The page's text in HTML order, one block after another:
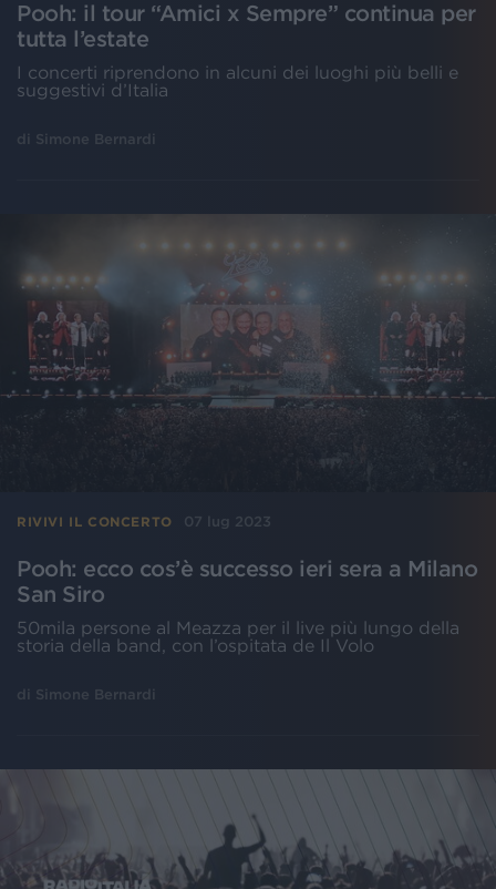
Pooh: il tour “Amici x Sempre” continua per
tutta l’estate
I concerti riprendono in alcuni dei luoghi più belli e
suggestivi d’Italia
di Simone Bernardi
RIVIVI IL CONCERTO 07 lug 2023
Pooh: ecco cos’è successo ieri sera a Milano
San Siro
50mila persone al Meazza per il live più lungo della
storia della band, con l’ospitata de Il Volo
di Simone Bernardi